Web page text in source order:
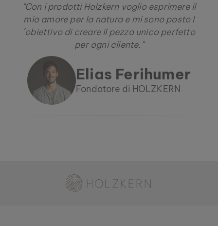
"Con i prodotti Holzkern voglio esprimere il
mio amore per la natura e mi sono posto l
´obiettivo di creare il pezzo unico perfetto
per ogni cliente."
Elias Ferihumer
Fondatore di HOLZKERN